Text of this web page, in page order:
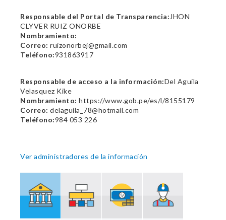
Responsable del Portal de Transparencia: JHON
CLYVER RUIZ ONORBE
Nombramiento:
Correo: ruizonorbej@gmail.com
Teléfono:931863917
Responsable de acceso a la información:Del Aguila
Velasquez Kike
Nombramiento: https://www.gob.pe/es/l/8155179
Correo: delaguila_78@hotmail.com
Teléfono:984 053 226
Ver administradores de la información